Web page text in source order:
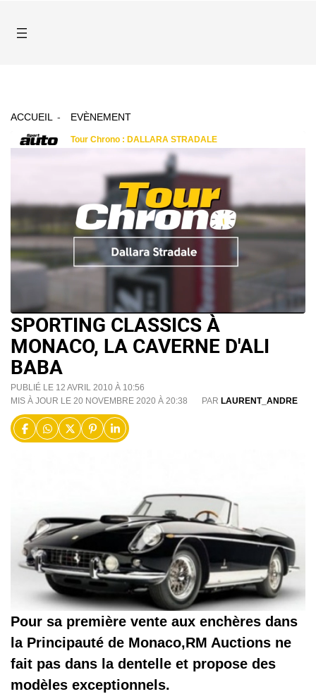
ACCUEIL EVÈNEMENT
SPORTING CLASSICS À
MONACO, LA CAVERNE D'ALI
BABA
PUBLIÉ LE 12 AVRIL 2010 À 10:56
MIS À JOUR LE 20 NOVEMBRE 2020 À 20:38
PAR LAURENT_ANDRE
Pour sa première vente aux enchères dans
la Principauté de Monaco,RM Auctions ne
fait pas dans la dentelle et propose des
modèles exceptionnels.